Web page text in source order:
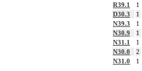
R39.1
1
D30.3
1
N39.3
1
N30.9
1
N31.1
1
N30.0
2
N31.0
1